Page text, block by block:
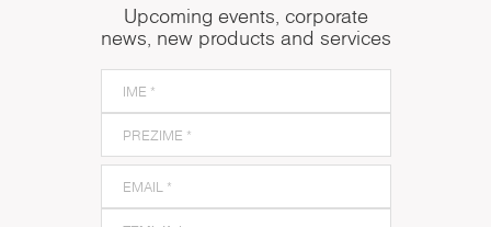
Upcoming events, corporate
news, new products and services